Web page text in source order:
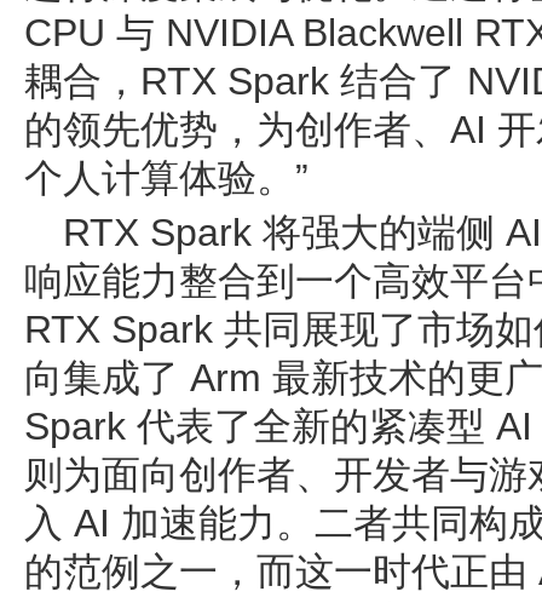
CPU 与 NVIDIA Blackwell
耦合，RTX Spark 结合了
的领先优势，为创作者、AI
个人计算体验。”
RTX Spark 将强大的端侧
响应能力整合到一个高效平
RTX Spark 共同展现了市场
向集成了 Arm 最新技术的更
Spark 代表了全新的紧凑型
则为面向创作者、开发者与
入 AI 加速能力。二者共同构
的范例之一，而这一时代正